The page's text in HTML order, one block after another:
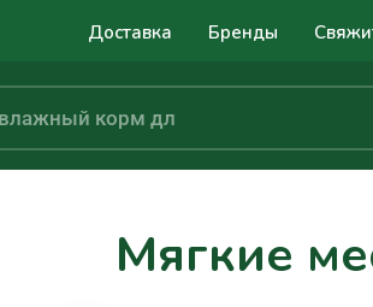
Доставка Бренды
Мягкие